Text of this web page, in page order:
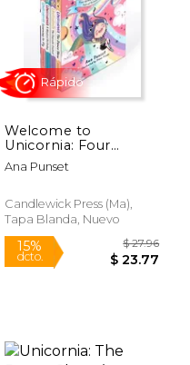
15%
Welcome to
Unicornia: Four
Glittery Adventures
Full of Friendship and
Early Chapter
Readers About
Ana Punset
Candlewick Press (Ma),
Tapa Blanda, Nuevo